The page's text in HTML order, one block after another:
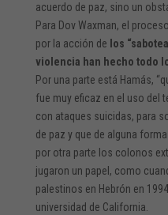
acuerdo de paz, sino un
Para Dov Waxman, el
por la acción de los
violencia han hecho todo
Por una parte está Hamás,
fue muy eficaz en el uso del
con ataques suicidas, para
de paz y que de alguna
por otra parte los colonos
jugaron un papel, como
palestinos en Hebrón en
universidad de California.